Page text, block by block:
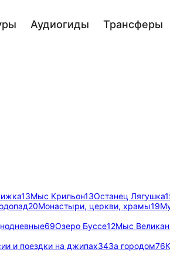
Аудиогиды Трансферы
13Мыс Крильон13Останец Лягушка
20Монастыри, церкви, храмы19
69Озеро Буссе12Мыс Великан
и поездки на джипах34За городом76